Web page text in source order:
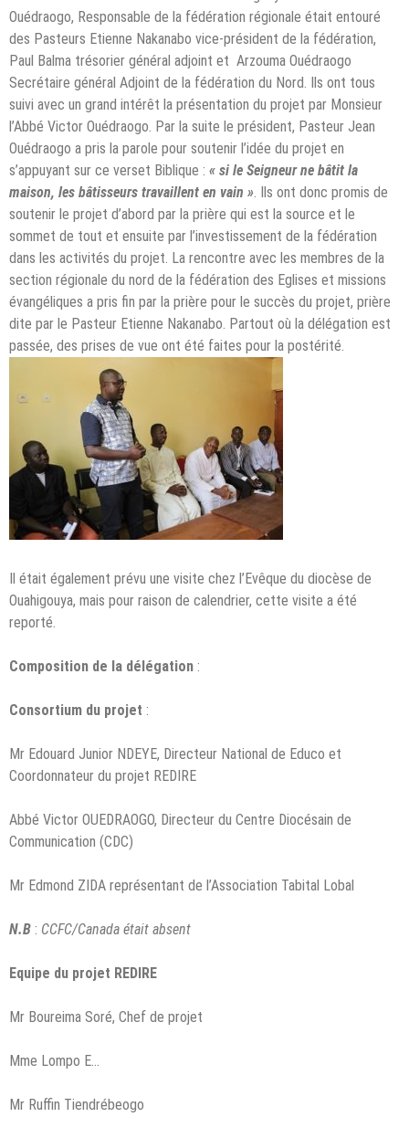
Ouédraogo, Responsable de la fédération régionale était entouré
des Pasteurs Etienne Nakanabo vice-président de la fédération,
Paul Balma trésorier général adjoint et Arzouma Ouédraogo
Secrétaire général Adjoint de la fédération du Nord. Ils ont tous
suivi avec un grand intérêt la présentation du projet par Monsieur
l’Abbé Victor Ouédraogo. Par la suite le président, Pasteur Jean
Ouédraogo a pris la parole pour soutenir l’idée du projet en
s’appuyant sur ce verset Biblique : « si le Seigneur ne bâtit la
maison, les bâtisseurs travaillent en vain ». Ils ont donc promis de
soutenir le projet d’abord par la prière qui est la source et le
sommet de tout et ensuite par l’investissement de la fédération
dans les activités du projet. La rencontre avec les membres de la
section régionale du nord de la fédération des Eglises et missions
évangéliques a pris fin par la prière pour le succès du projet, prière
dite par le Pasteur Etienne Nakanabo. Partout où la délégation est
passée, des prises de vue ont été faites pour la postérité.
Il était également prévu une visite chez l’Evêque du diocèse de
Ouahigouya, mais pour raison de calendrier, cette visite a été
reporté.
Composition de la délégation :
Consortium du projet :
Mr Edouard Junior NDEYE, Directeur National de Educo et
Coordonnateur du projet REDIRE
Abbé Victor OUEDRAOGO, Directeur du Centre Diocésain de
Communication (CDC)
Mr Edmond ZIDA représentant de l’Association Tabital Lobal
N.B : CCFC/Canada était absent
Equipe du projet REDIRE
Mr Boureima Soré, Chef de projet
Mme Lompo E…
Mr Ruffin Tiendrébeogo